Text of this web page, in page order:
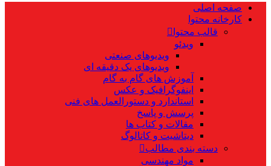
صفحه اصلی
کارخانه محتوا
قالب محتوا
ویدئو
ویدیوهای صنعتی
ویدیوهای یک دقیقه ای
آموزش های گام به گام
اینفوگرافیک و عکس
استاندارد و دستورالعمل های فنی
پرسش و پاسخ
مقالات و کتاب ها
دیتاشیت و کاتالوگ
دسته بندی مطالب
مواد مهندسی